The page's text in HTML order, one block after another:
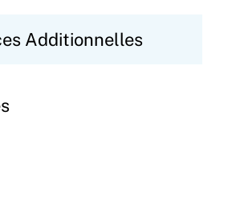
Additionnelles